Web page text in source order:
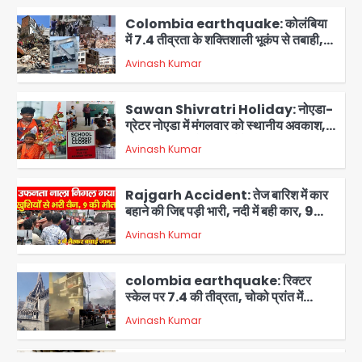
2
Colombia earthquake: कोलंबिया
में 7.4 तीव्रता के शक्तिशाली भूकंप से तबाही,
मौतों का आंकड़ा 77 पार; इमारतें ढही, राहत
कार्य तेज
Avinash Kumar
3
Sawan Shivratri Holiday: नोएडा-
ग्रेटर नोएडा में मंगलवार को स्थानीय अवकाश,
सभी स्कूल-कॉलेज बंद रहेंगे
Avinash Kumar
4
Rajgarh Accident: तेज बारिश में कार
बहाने की जिद्द पड़ी भारी, नदी में बही कार, 9
लोगों की मौत
Avinash Kumar
5
colombia earthquake: रिक्टर
स्केल पर 7.4 की तीव्रता, चोको प्रांत में
तबाही, बोगोटा से वेनेजुएला सीमा तक झटके
महसूस
Avinash Kumar